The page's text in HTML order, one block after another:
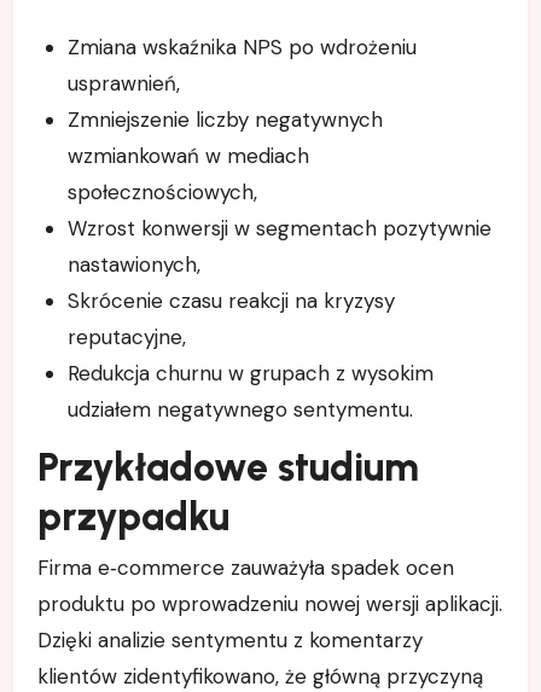
Zmiana wskaźnika NPS po wdrożeniu
usprawnień,
Zmniejszenie liczby negatywnych
wzmiankowań w mediach
społecznościowych,
Wzrost konwersji w segmentach pozytywnie
nastawionych,
Skrócenie czasu reakcji na kryzysy
reputacyjne,
Redukcja churnu w grupach z wysokim
udziałem negatywnego sentymentu.
Przykładowe studium
przypadku
Firma e‑commerce zauważyła spadek ocen
produktu po wprowadzeniu nowej wersji aplikacji.
Dzięki analizie sentymentu z komentarzy
klientów zidentyfikowano, że główną przyczyną